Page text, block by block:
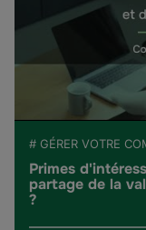
# GÉRER VOTRE
Primes
partage de la
?